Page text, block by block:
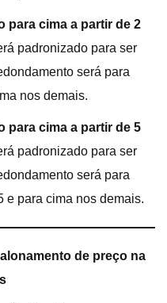
para cima a partir de 2
padronizado para ser
será para
nos demais.
para cima a partir de 5
padronizado para ser
será para
e para cima nos demais.
de preço na